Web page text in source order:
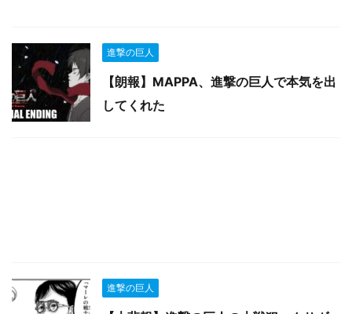
進撃の巨人
【朗報】MAPPA、進撃の巨人で本気を出
してくれた
進撃の巨人